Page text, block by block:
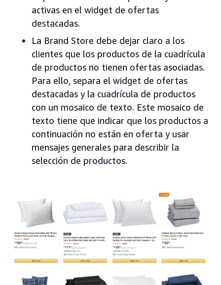
activas en el widget de ofertas
destacadas.
La Brand Store debe dejar claro a los
clientes que los productos de la cuadrícula
de productos no tienen ofertas asociadas.
Para ello, separa el widget de ofertas
destacadas y la cuadrícula de productos
con un mosaico de texto. Este mosaico de
texto tiene que indicar que los productos a
continuación no están en oferta y usar
mensajes generales para describir la
selección de productos.